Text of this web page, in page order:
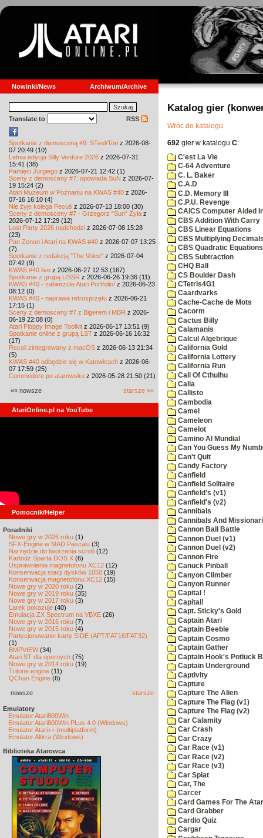
Nowinki/News Archiwum/Archive
Translate to RSS
Spotkanie z demosceną #9: STeel/Tori z 2026-08-
07 20:49 (10)
Letnia edycja Silly Venture 2026 z 2026-07-31
15:41 (38)
Pamięci Jurgiego z 2026-07-21 12:42 (1)
Sceny z demosceny #7: opowiada SuN z 2026-07-
19 15:24 (2)
Atari Muzeum w Poznaniu na KWAS #40 z 2026-
07-16 16:10 (4)
Nie żyje kolega Pecuś z 2026-07-13 18:00 (30)
Sceny z demosceny #7 - Grzegorz "Sun" Żyła z
2026-07-12 17:29 (12)
Lost Party 2026 nadchodzi z 2026-07-08 15:28
(23)
Pan Zenon i Atari na KWAS #40 z 2026-07-07 13:25
(7)
Spotkanie z redakcją "The Voice" z 2026-07-04
07:42 (9)
KWAS #40 live z 2026-06-27 12:53 (167)
Spotkanie z grupą USSR z 2026-06-26 19:36 (11)
KWAS #40 - zabierzcie Atari Portfolio! z 2026-06-23
08:12 (0)
KWAS #40 - naprawa retrosprzętu z 2026-06-21
17:15 (1)
Sceny z demosceny #7 z Bigerem i MBR z 2026-
06-19 22:08 (0)
Atari Floppy Image Toolkit z 2026-06-17 13:51 (9)
Spotkanie online z grupą LST z 2026-06-16 16:32
(17)
Recoil zintegrowany z macOS z 2026-06-13 21:34
(5)
KWAS #40 odbędzie się w Katowicach z 2026-06-
07 17:59 (25)
Commodore po atarowsku z 2026-05-28 21:50 (21)
«« nowsze starsze »»
AtariOnline.pl na YouTube
Pomocnik/Helper
Poradniki
Nowe gry w 2026 roku (1)
SFX-Engine w MAD Pascalu (3)
Narzędzie do tworzenia scrolli (12)
Kartridż Sparta DOS X (6)
Usprawnienia magnetofonu XC12 (12)
Konserwacja stacji dysków 1050 (19)
Konserwacja magnetofonu XC12 (15)
Nowe gry w 2020 roku (2)
Nowe gry w 2019 roku (35)
Nowe gry w 2017 roku (3)
Larek pokazuje (40)
Emulacja ZX Spectrum na VBXE (26)
Nowe gry w 2016 roku (7)
Nowe gry w 2015 roku (4)
Partycjonowanie karty SIDE (APT/FAT16/FAT32)
(1)
BMPVIEW(34)
Atari ST dla opornych (75)
Nowe gry w 2014 roku (19)
Tritone engine (11)
QChan Engine (6)
nowsze starsze
Emulatory
Emulator Atari800Win
Emulator Atari800Win PLus 4.0 (Windows)
Emulator Atari++ (multiplatform)
Emulator Altirra (Windows)
Biblioteka Atarowca
Katalog gier
Wróc do katalogu
692 gier w katalogu C:
C'est La Vie
C-64 Adventure
C. L. Baker
C.A.D
C.D. Memory III
C.P.U. Revenge
CAICS Computer Aided
CBS Addition With Carry
CBS Linear Equations
CBS Multiplying
CBS Quadratic Equations
CBS Subtraction
CHQ Ball
CS Boulder Dash
CTetris4G1
Caardvarks
Cache-Cache de Mots
Cacorm
Cactus Billy
Calamanis
Calcul Algebrique
California Gold
California Lottery
California Run
Call Of Cthulhu
Calla
Callisto
Cambodia
Camel
Cameleon
Camelot
Camino Al Mundial
Can You Guess My
Can't Quit
Candy Factory
Canfield
Canfield Solitaire
Canfield's (v1)
Canfield's (v2)
Cannibals
Cannibals And
Cannon Ball Battle
Cannon Duel (v1)
Cannon Duel (v2)
Cannon Fire
Canuck Pinball
Canyon Climber
Canyon Runner
Capital !
Capital!
Capt. Sticky's Gold
Captain Atari
Captain Beeble
Captain Cosmo
Captain Gather
Captain Hook's Potluck
Captain Underground
Captivity
Capture
Capture The Alien
Capture The Flag (v1)
Capture The Flag (v2)
Car Calamity
Car Crash
Car Crazy
Car Race (v1)
Car Race (v2)
Car Race (v3)
Car Splat
Car, The
Carcer
Card Games For The
Card Grabber
Cardio Quiz
Cargar